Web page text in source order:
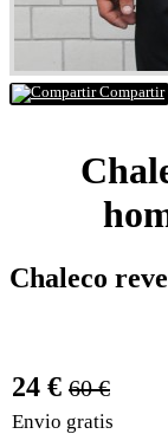
Compartir
Chaleco
24 € 60 €
Envio gratis